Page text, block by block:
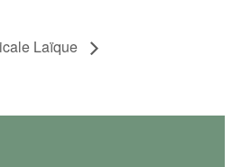
Laïque